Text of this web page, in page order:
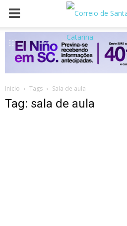
Inicio Tags Sala de aula
Tag: sala de aula